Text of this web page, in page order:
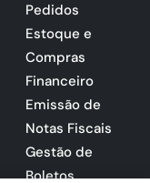
Pedidos
Estoque e
Compras
Financeiro
Emissão de
Notas Fiscais
Gestão de
Boletos